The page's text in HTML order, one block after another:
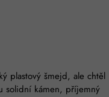
plastový šmejd, ale chtěl
solidní kámen, příjemný